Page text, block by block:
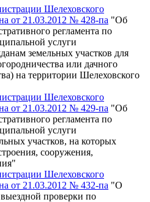
Шелеховского
от 21.03.2012 № 428-па "Об
регламента по
услуги
земельных участков для
или дачного
на территории Шелеховского
Шелеховского
от 21.03.2012 № 429-па "Об
регламента по
услуги
участков, на которых
сооружения,
Шелеховского
от 21.03.2012 № 432-па "О
проверки по